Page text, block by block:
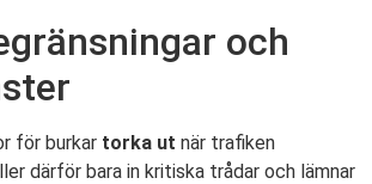
och
för burkar torka ut när trafiken
därför bara in kritiska trådar och lämnar